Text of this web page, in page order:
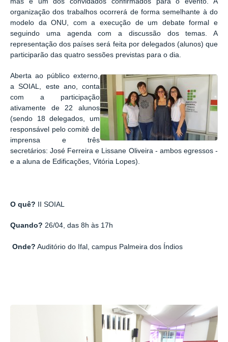
organização dos trabalhos ocorrerá de forma semelhante à do
modelo da ONU, com a execução de um debate formal e
seguindo uma agenda com a discussão dos temas. A
representação dos países será feita por delegados (alunos) que
participarão das quatro sessões previstas para o dia.
Aberta ao público externo,
a SOIAL, este ano, conta
com a participação
ativamente de 22 alunos
(sendo 18 delegados, um
responsável pelo comitê de
imprensa e três
secretários: José Ferreira e Lissane Oliveira- ambos egressos -
e a aluna de Edificações, Vitória Lopes).
O quê? II SOIAL
Quando? 26/04, das 8h às 17h
Onde? Auditório do Ifal, campus Palmeira dos Índios